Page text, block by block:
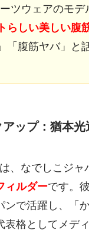
ツウェアのモデ
らしい美しい腹
「腹筋ヤバ」と
ップ：猶本光
、なでしこジャ
ィルダーです。
ンで活躍し、「
表格としてメデ